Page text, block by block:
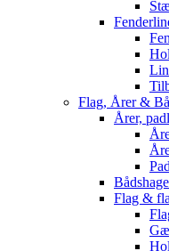
Flag, Årer &
Årer,
Flag &